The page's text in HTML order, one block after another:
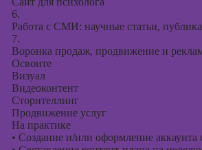
6.
Работа с СМИ: научные статьи,
7.
Воронка продаж, продвижение и
Освоите
Визуал
Видеоконтент
Сторителлинг
Продвижение услуг
На практике
• Создание и/или оформление аккаунта